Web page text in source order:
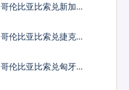
哥伦比亚比索兑新加坡
哥伦比亚比索兑捷克货
哥伦比亚比索兑匈牙利